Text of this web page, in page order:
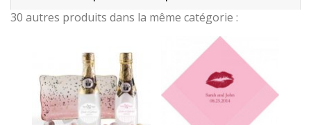
30 autres produits dans la même catégorie :